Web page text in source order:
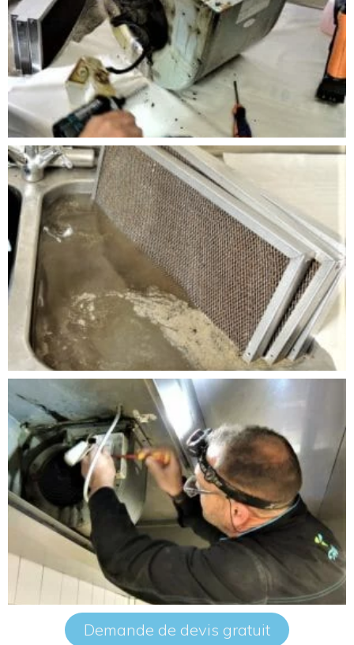
Demande de devis gratuit